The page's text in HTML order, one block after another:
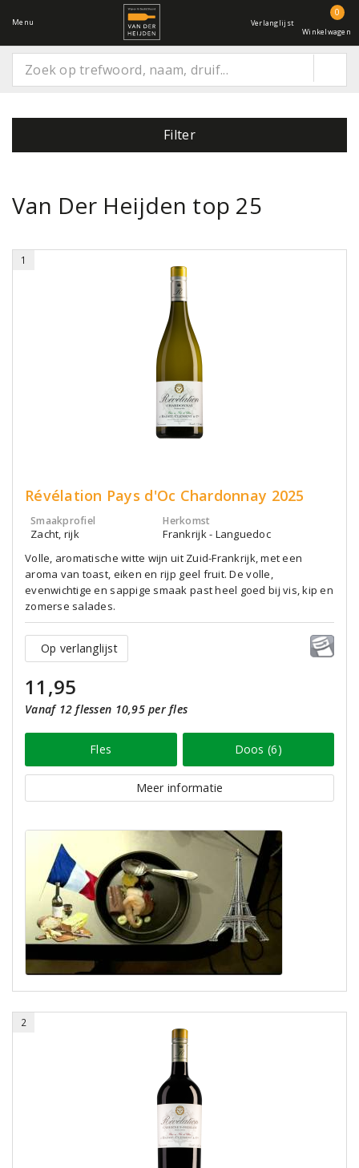
Menu Verlanglijst
0
Winkelwagen
Filter
Van Der Heijden top 25
1
Révélation Pays d'Oc Chardonnay 2025
Smaakprofiel
Zacht, rijk
Herkomst
Frankrijk - Languedoc
Volle, aromatische witte wijn uit Zuid-Frankrijk, met een
aroma van toast, eiken en rijp geel fruit. De volle,
evenwichtige en sappige smaak past heel goed bij vis, kip en
zomerse salades.
Op verlanglijst
11,95
Vanaf 12 flessen 10,95 per fles
Fles Doos (6)
Meer informatie
2